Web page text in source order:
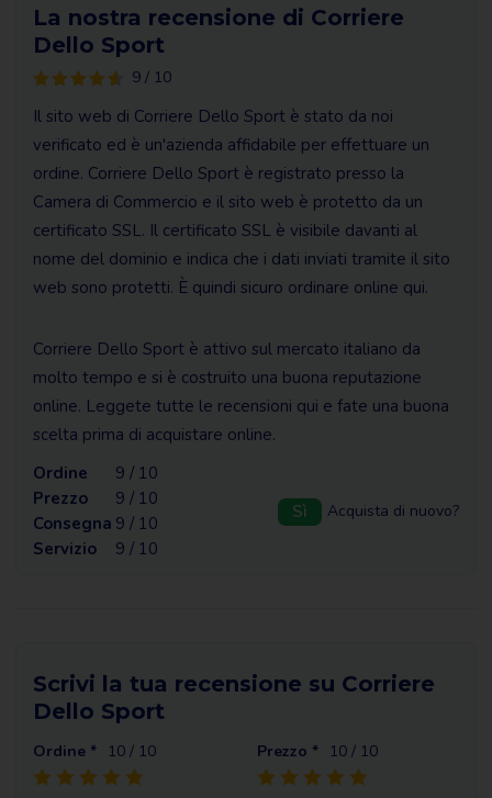
La nostra recensione di Corriere
Dello Sport
9 / 10
Il sito web di Corriere Dello Sport è stato da noi
verificato ed è un'azienda affidabile per effettuare un
ordine. Corriere Dello Sport è registrato presso la
Camera di Commercio e il sito web è protetto da un
certificato SSL. Il certificato SSL è visibile davanti al
nome del dominio e indica che i dati inviati tramite il sito
web sono protetti. È quindi sicuro ordinare online qui.
Corriere Dello Sport è attivo sul mercato italiano da
molto tempo e si è costruito una buona reputazione
online. Leggete tutte le recensioni qui e fate una buona
scelta prima di acquistare online.
Ordine
9 / 10
Prezzo
9 / 10
Consegna 9 / 10
Servizio
9 / 10
Sì Acquista di nuovo?
Scrivi la tua recensione su Corriere
Dello Sport
Ordine * 10 / 10 Prezzo * 10 / 10